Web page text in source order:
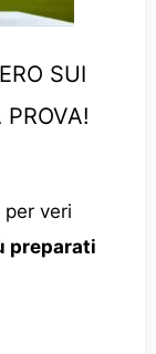
SUI
veri
preparati